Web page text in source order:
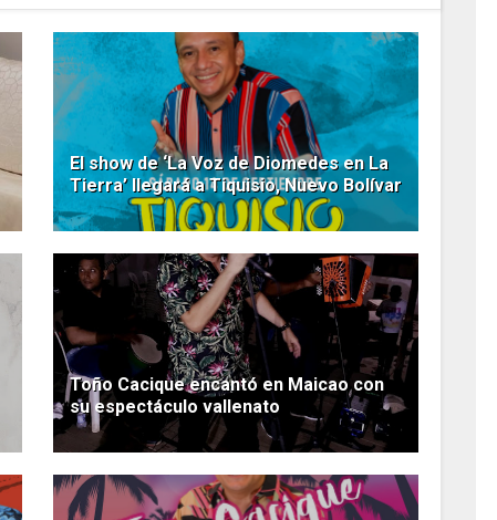
El show de ‘La Voz de Diomedes en La
Tierra’ llegará a Tiquisio, Nuevo Bolívar
Toño Cacique encantó en Maicao con
su espectáculo vallenato